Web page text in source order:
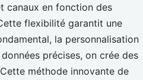
canaux en fonction des
flexibilité garantit une
la personnalisation
précises, on crée des
méthode innovante de